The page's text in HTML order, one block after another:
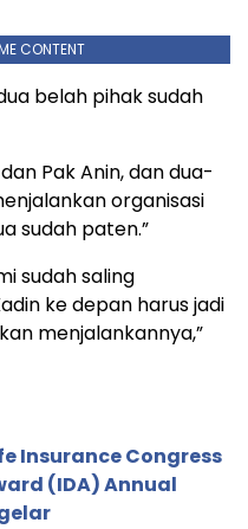
CONTENT
belah pihak sudah
Pak Anin, dan dua-
organisasi
sudah paten.”
sudah saling
ke depan harus jadi
menjalankannya,”
Insurance Congress
(IDA) Annual